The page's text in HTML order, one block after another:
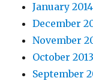
January 2014
December
November
October 2013
September